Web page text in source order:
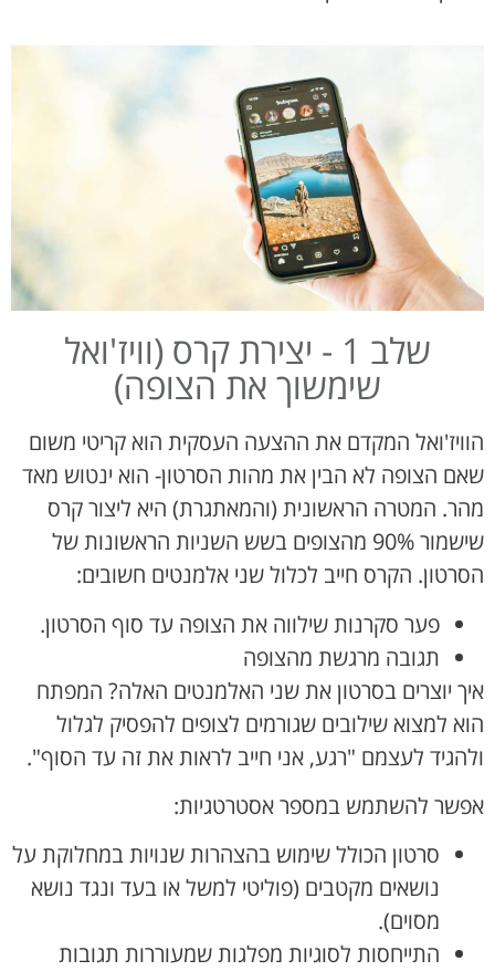
שלב 1 - יצירת קרס (וויז'ואל
שימשוך את הצופה)
הוויז'ואל המקדם את ההצעה העסקית הוא קריטי משום
שאם הצופה לא הבין את מהות הסרטון- הוא ינטוש מאד
מהר. המטרה הראשונית (והמאתגרת) היא ליצור קרס
שישמור 90% מהצופים בשש השניות הראשונות של
הסרטון. הקרס חייב לכלול שני אלמנטים חשובים:
פער סקרנות שילווה את הצופה עד סוף הסרטון.
תגובה מרגשת מהצופה
איך יוצרים בסרטון את שני האלמנטים האלה? המפתח
הוא למצוא שילובים שגורמים לצופים להפסיק לגלול
ולהגיד לעצמם "רגע, אני חייב לראות את זה עד הסוף".
אפשר להשתמש במספר אסטרטגיות:
סרטון הכולל שימוש בהצהרות שנויות במחלוקת על
נושאים מקטבים (פוליטי למשל או בעד ונגד נושא
מסוים).
התייחסות לסוגיות מפלגות שמעוררות תגובות